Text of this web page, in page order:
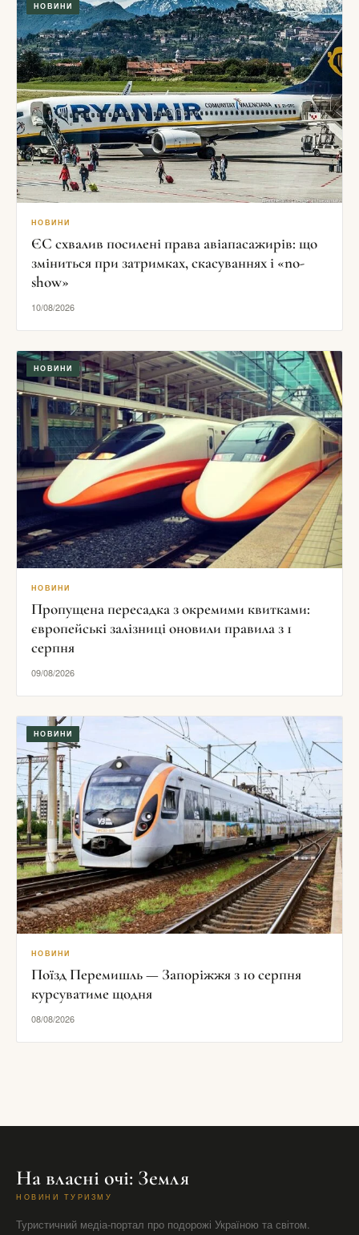
НОВИНИ
НОВИНИ
ЄС схвалив посилені права авіапасажирів: що
зміниться при затримках, скасуваннях і «no-
show»
10/08/2026
НОВИНИ
НОВИНИ
Пропущена пересадка з окремими квитками:
європейські залізниці оновили правила з 1
серпня
09/08/2026
НОВИНИ
НОВИНИ
Поїзд Перемишль — Запоріжжя з 10 серпня
курсуватиме щодня
08/08/2026
На власні очі: Земля
НОВИНИ ТУРИЗМУ
Туристичний медіа-портал про подорожі Україною та світом.